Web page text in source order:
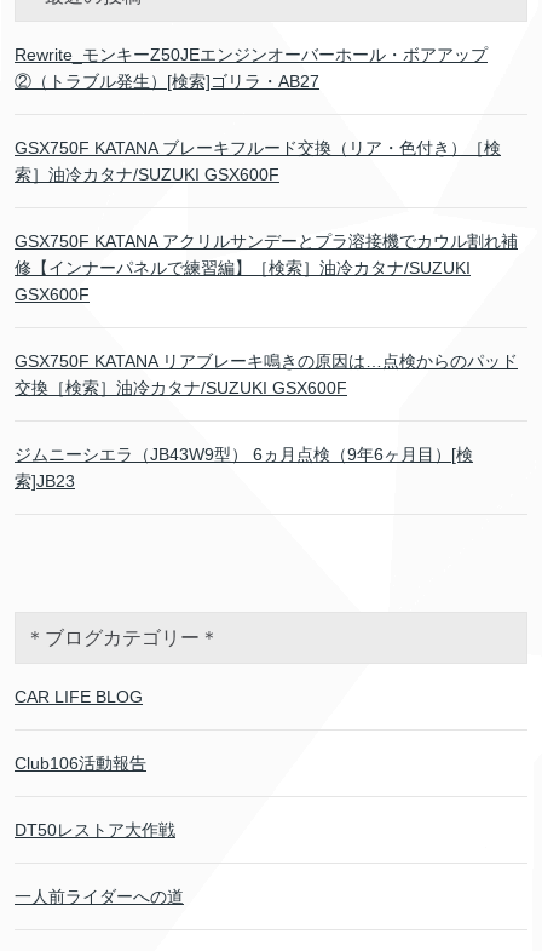
Rewrite_モンキーZ50JEエンジンオーバーホール・ボアアップ
②（トラブル発生）[検索]ゴリラ・AB27
GSX750F KATANA ブレーキフルード交換（リア・色付き）［検
索］油冷カタナ/SUZUKI GSX600F
GSX750F KATANA アクリルサンデーとプラ溶接機でカウル割れ補
修【インナーパネルで練習編】［検索］油冷カタナ/SUZUKI
GSX600F
GSX750F KATANA リアブレーキ鳴きの原因は…点検からのパッド
交換［検索］油冷カタナ/SUZUKI GSX600F
ジムニーシエラ（JB43W9型） 6ヵ月点検（9年6ヶ月目）[検
索]JB23
＊ブログカテゴリー＊
CAR LIFE BLOG
Club106活動報告
DT50レストア大作戦
一人前ライダーへの道